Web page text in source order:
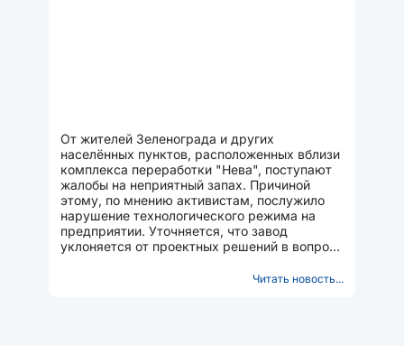
От жителей Зеленограда и других
населённых пунктов, расположенных вблизи
комплекса переработки "Нева", поступают
жалобы на неприятный запах. Причиной
этому, по мнению активистам, послужило
нарушение технологического режима на
предприятии. Уточняется, что завод
уклоняется от проектных решений в вопросе
Читать новость...